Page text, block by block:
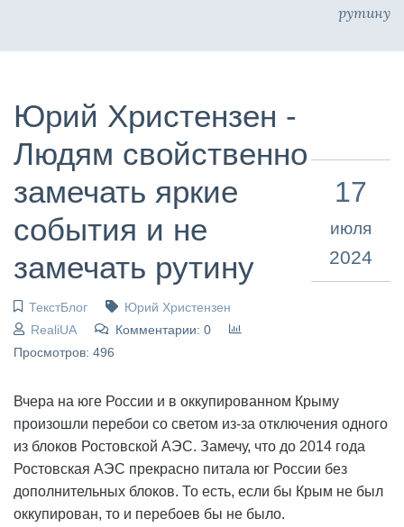
рутину
Юрий Христензен -
Людям свойственно
замечать яркие
события и не
замечать рутину
ТекстБлог
Юрий Христензен
RealiUA
Комментарии: 0
Просмотров: 496
17
июля
2024
Вчера на юге России и в оккупированном Крыму
произошли перебои со светом из-за отключения одного
из блоков Ростовской АЭС. Замечу, что до 2014 года
Ростовская АЭС прекрасно питала юг России без
дополнительных блоков. То есть, если бы Крым не был
оккупирован, то и перебоев бы не было.